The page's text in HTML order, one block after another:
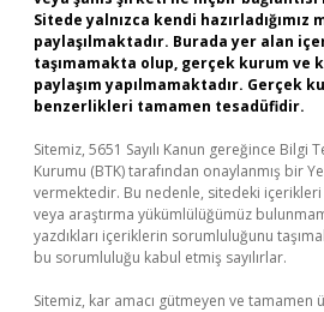
Sitede yalnızca kendi hazırladığımız
paylaşılmaktadır. Burada yer alan
taşımamakta olup, gerçek kurum ve
paylaşım yapılmamaktadır. Gerçek
benzerlikleri tamamen tesadüfidir.
Sitemiz, 5651 Sayılı Kanun gereğince Bilgi
Kurumu (BTK) tarafından onaylanmış bir
vermektedir. Bu nedenle, sitedeki
veya araştırma yükümlülüğümüz
yazdıkları içeriklerin sorumluluğunu
bu sorumluluğu kabul etmiş sayılırlar.
Sitemiz, kar amacı gütmeyen ve tamamen